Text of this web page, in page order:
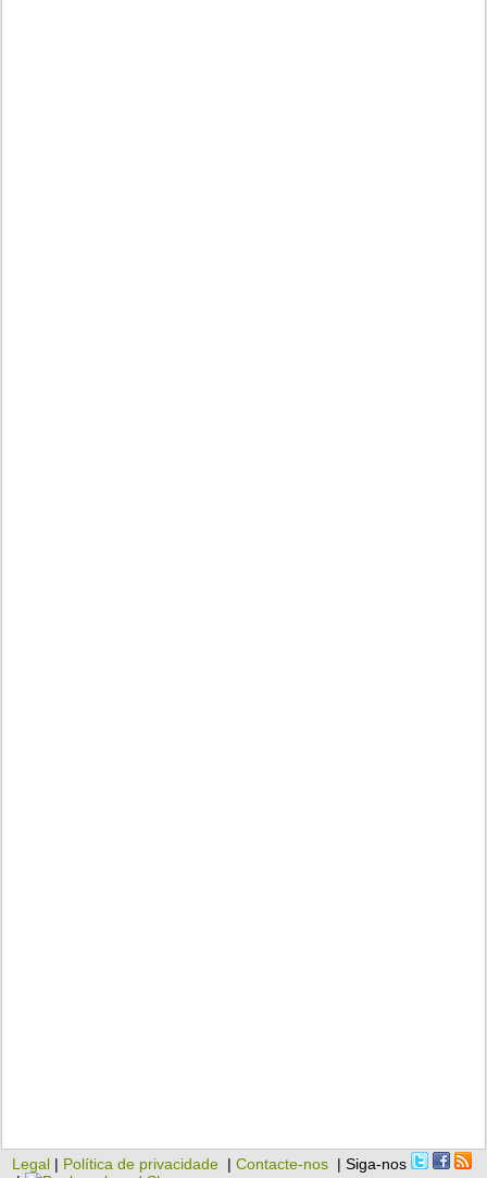
Legal | Política de privacidade |Contacte-nos | Siga-nos